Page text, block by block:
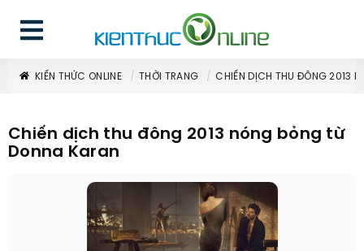
KIẾN THỨC ONLINE THỜI TRANG CHIẾN DỊCH THU ĐÔNG 2013
Chiến dịch thu đông 2013 nóng bỏng từ
Donna Karan